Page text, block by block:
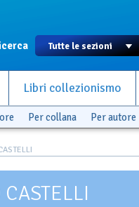
Libri collezionismo
Per collana Per autore